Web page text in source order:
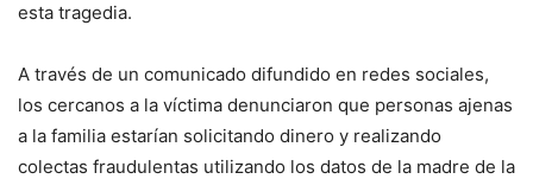
esta tragedia.
A través de un comunicado difundido en redes sociales,
los cercanos a la víctima denunciaron que personas ajenas
a la familia estarían solicitando dinero y realizando
colectas fraudulentas utilizando los datos de la madre de la